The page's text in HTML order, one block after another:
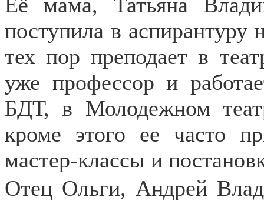
поступила в аспирантуру
тех пор преподает в
уже профессор и
БДТ, в Молодежном
кроме этого ее часто
мастер-классы и
Отец Ольги, Андрей